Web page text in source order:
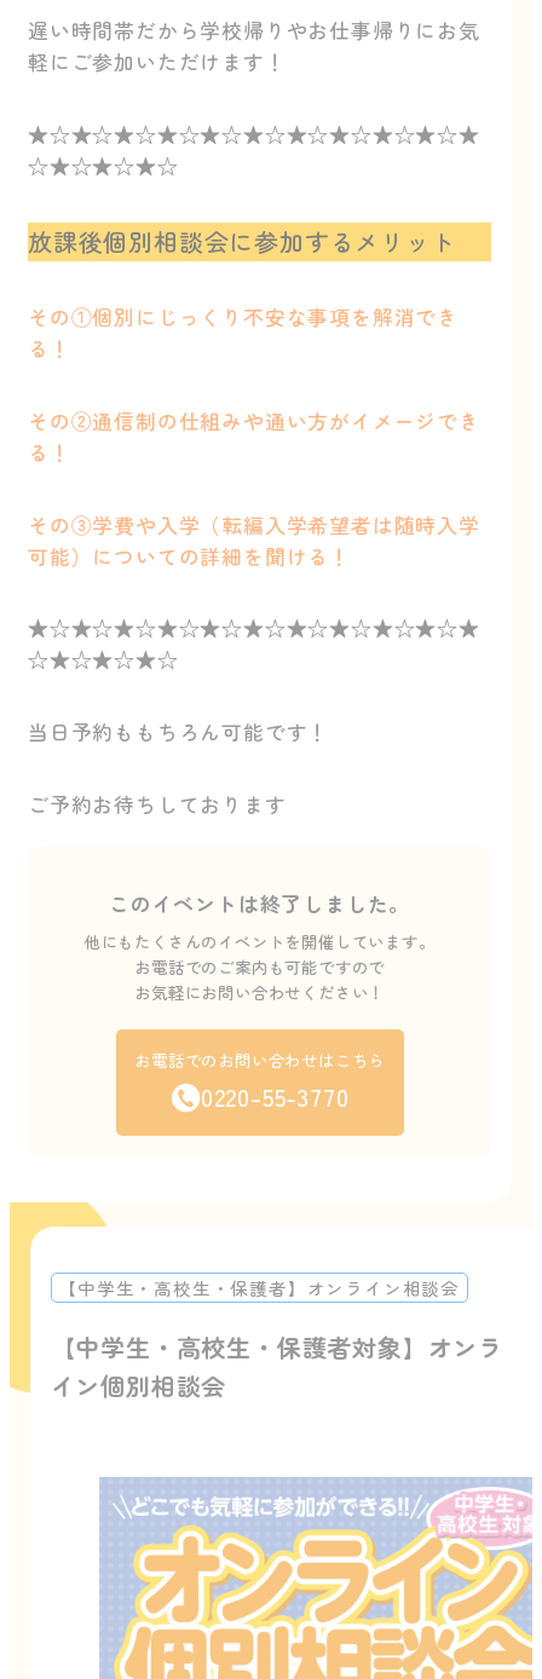
遅い時間帯だから学校帰りやお仕事帰りにお気
軽にご参加いただけます！
★☆★☆★☆★☆★☆★☆★☆★☆★☆★☆★
☆★☆★☆★☆
放課後個別相談会に参加するメリット
その①個別にじっくり不安な事項を解消でき
る！
その②通信制の仕組みや通い方がイメージでき
る！
その③学費や入学（転編入学希望者は随時入学
可能）についての詳細を聞ける！
★☆★☆★☆★☆★☆★☆★☆★☆★☆★☆★
☆★☆★☆★☆
当日予約ももちろん可能です！
ご予約お待ちしております
このイベントは終了しました。
他にもたくさんのイベントを開催しています。
お電話でのご案内も可能ですので
お気軽にお問い合わせください！
お電話でのお問い合わせはこちら
0220-55-3770
【中学生・高校生・保護者対象】オンラ
イン個別相談会
【中学生・高校生・保護者】オンライン相談会